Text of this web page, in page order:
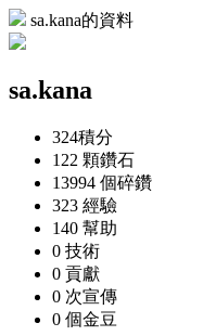
sa.kana的資料
sa.kana
324積分
122 顆鑽石
13994 個碎鑽
323 經驗
140 幫助
0 技術
0 貢獻
0 次宣傳
0 個金豆